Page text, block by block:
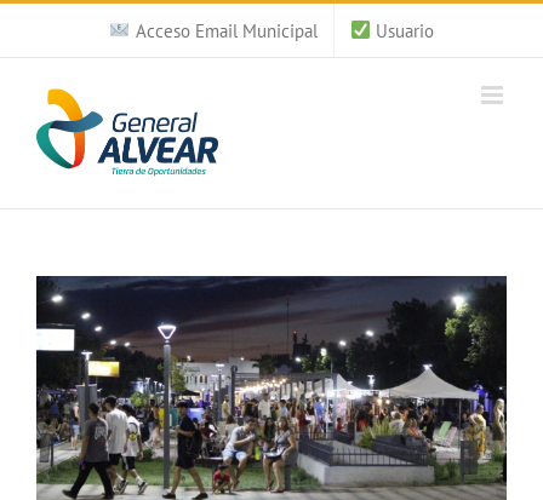
Saltar
contenido
Acceso Email Municipal Usuario
Ver
imagen
más
grande